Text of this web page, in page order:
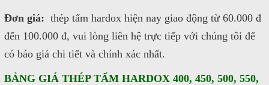
Đơn giá: thép tấm hardox hiện nay giao động từ 60.000 đ
đến 100.000 đ, vui lòng liên hệ trực tiếp với chúng tôi để
có báo giá chi tiết và chính xác nhất.
BẢNG GIÁ THÉP TẤM HARDOX 400, 450, 500, 550,